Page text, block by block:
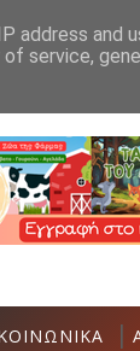
Αθλητικές
address and
service,